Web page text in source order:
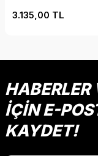
3.135,00 TL
HABERLER
İÇİN E-
KAYDET!